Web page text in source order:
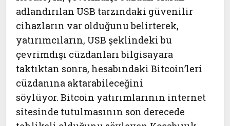
adlandırılan USB tarzındaki güvenilir
cihazların var olduğunu belirterek,
yatırımcıların, USB şeklindeki bu
çevrimdışı cüzdanları bilgisayara
taktıktan sonra, hesabındaki Bitcoin’leri
cüzdanına aktarabileceğini
söylüyor. Bitcoin yatırımlarının internet
sitesinde tutulmasının son derecede